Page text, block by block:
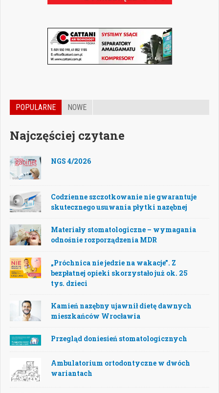
POPULARNE NOWE
Najczęściej czytane
NGS 4/2026
Codzienne szczotkowanie nie gwarantuje
skutecznego usuwania płytki nazębnej
Materiały stomatologiczne – wymagania
odnośnie rozporządzenia MDR
„Próchnica nie jedzie na wakacje”. Z
bezpłatnej opieki skorzystało już ok. 25
tys. dzieci
Kamień nazębny ujawnił dietę dawnych
mieszkańców Wrocławia
Przegląd doniesień stomatologicznych
Ambulatorium ortodontyczne w dwóch
wariantach